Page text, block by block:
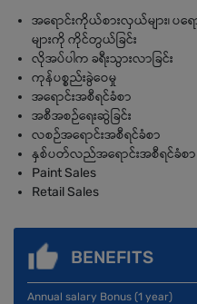
အရောင်းကိုယ်စားလှယ်များ၊ ပရေ
များကို ကိုင်တွယ်ခြင်း
လိုအပ်ပါက ခရီးသွားလာခြင်း
ကုန်ပစ္စည်းခွဲဝေမှု
အရောင်းအစီရင်ခံစာ
အစီအစဉ်ရေးဆွဲခြင်း
လစဉ်အရောင်းအစီရင်ခံစာ
နှစ်ပတ်လည်အရောင်းအစီရင်ခံစာ
Paint Sales
Retail Sales
BENEFITS
Annual salary Bonus (1 year)